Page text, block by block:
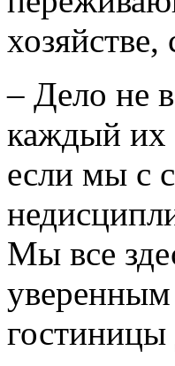
– Дело не
каждый их
если мы с
Мы все
гостиницы